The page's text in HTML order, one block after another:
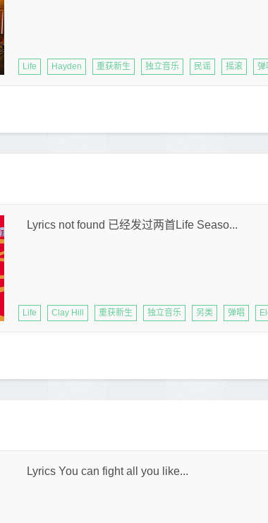
Life Hayden 重获新生 独立音乐 民谣 摇滚 弹
Lyrics not found 已经发过两首Life Seaso...
Life Clay Hill 重获新生 独立音乐 另类 弹唱
Lyrics You can fight all you like...